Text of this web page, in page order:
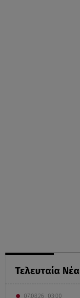
Τελευταία Νέα
07.08.26 , 03:00